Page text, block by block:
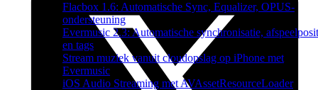
Flacbox 1.6: Automatische Sync, Equalizer, OPUS-
ondersteuning
Evermusic 2.3: Automatische synchronisatie,
en tags
Stream muziek vanuit cloudopslag op iPhone met
Evermusic
iOS Audio Streaming met AVAssetResourceLoader